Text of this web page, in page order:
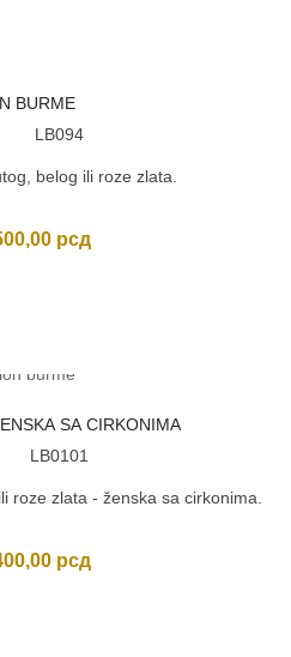
BURME
LB094
belog ili roze zlata.
рсд
SA CIRKONIMA
LB0101
roze zlata - ženska sa cirkonima.
рсд